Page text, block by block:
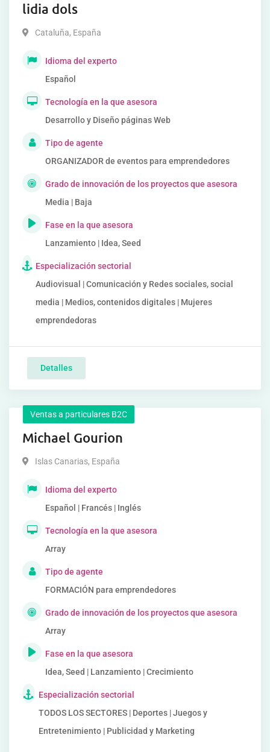
lidia dols
Cataluña, España
Idioma del experto
Español
Tecnología en la que asesora
Desarrollo y Diseño páginas Web
Tipo de agente
ORGANIZADOR de eventos para emprendedores
Grado de innovación de los proyectos que asesora
Media | Baja
Fase en la que asesora
Lanzamiento | Idea, Seed
Especialización sectorial
Audiovisual | Comunicación y Redes sociales, social
media | Medios, contenidos digitales | Mujeres
emprendedoras
Detalles
Ventas a particulares B2C
Michael Gourion
Islas Canarias, España
Idioma del experto
Español | Francés | Inglés
Tecnología en la que asesora
Array
Tipo de agente
FORMACIÓN para emprendedores
Grado de innovación de los proyectos que asesora
Array
Fase en la que asesora
Idea, Seed | Lanzamiento | Crecimiento
Especialización sectorial
TODOS LOS SECTORES | Deportes | Juegos y
Entretenimiento | Publicidad y Marketing